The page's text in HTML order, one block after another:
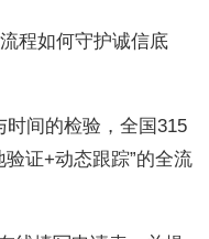
程如何守护诚信底
间的检验，全国315
证+动态跟踪”的全流